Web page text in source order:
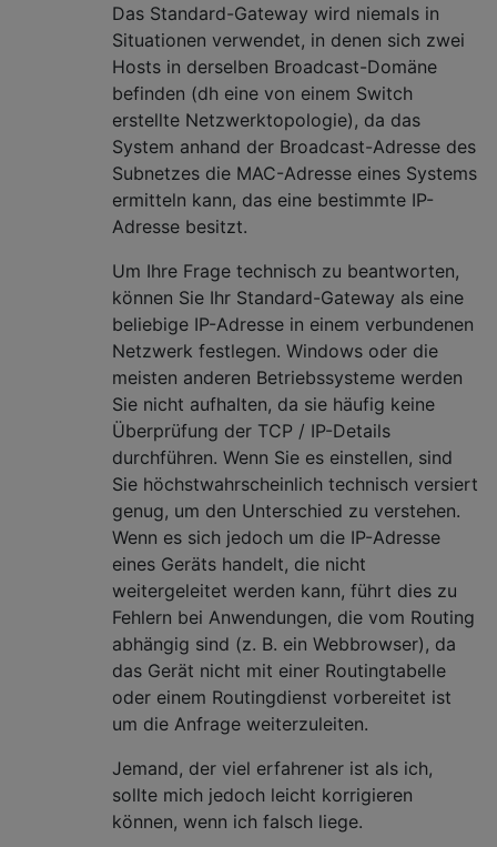
Das Standard-Gateway wird niemals in
Situationen verwendet, in denen sich zwei
Hosts in derselben Broadcast-Domäne
befinden (dh eine von einem Switch
erstellte Netzwerktopologie), da das
System anhand der Broadcast-Adresse des
Subnetzes die MAC-Adresse eines Systems
ermitteln kann, das eine bestimmte IP-
Adresse besitzt.
Um Ihre Frage technisch zu beantworten,
können Sie Ihr Standard-Gateway als eine
beliebige IP-Adresse in einem verbundenen
Netzwerk festlegen. Windows oder die
meisten anderen Betriebssysteme werden
Sie nicht aufhalten, da sie häufig keine
Überprüfung der TCP / IP-Details
durchführen. Wenn Sie es einstellen, sind
Sie höchstwahrscheinlich technisch versiert
genug, um den Unterschied zu verstehen.
Wenn es sich jedoch um die IP-Adresse
eines Geräts handelt, die nicht
weitergeleitet werden kann, führt dies zu
Fehlern bei Anwendungen, die vom Routing
abhängig sind (z. B. ein Webbrowser), da
das Gerät nicht mit einer Routingtabelle
oder einem Routingdienst vorbereitet ist
um die Anfrage weiterzuleiten.
Jemand, der viel erfahrener ist als ich,
sollte mich jedoch leicht korrigieren
können, wenn ich falsch liege.